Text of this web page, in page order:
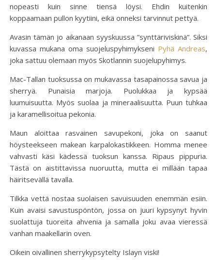
nopeasti kuin sinne tiensä löysi. Ehdin kuitenkin
koppaamaan pullon kyytiini, eikä onneksi tarvinnut pettyä.
Avasin tämän jo aikanaan syyskuussa ”synttäriviskinä”. Siksi
kuvassa mukana oma suojeluspyhimykseni Pyhä Andreas,
joka sattuu olemaan myös Skotlannin suojelupyhimys.
Mac-Tallan tuoksussa on mukavassa tasapainossa savua ja
sherryä. Punaisia marjoja. Puolukkaa ja kypsää
luumuisuutta. Myös suolaa ja mineraalisuutta. Puun tuhkaa
ja karamellisoitua pekonia.
Maun aloittaa rasvainen savupekoni, joka on saanut
höysteekseen makean karpalokastikkeen. Homma menee
vahvasti käsi kädessä tuoksun kanssa. Ripaus pippuria.
Tästä on aistittavissa nuoruutta, mutta ei millään tapaa
häiritsevällä tavalla.
Tilkka vettä nostaa suolaisen savuisuuden enemmän esiin.
Kuin avaisi savustuspöntön, jossa on juuri kypsynyt hyvin
suolattuja tuoreita ahvenia ja samalla joku avaa vieressä
vanhan maakellarin oven.
Oikein oivallinen sherrykypsytelty Islayn viski!